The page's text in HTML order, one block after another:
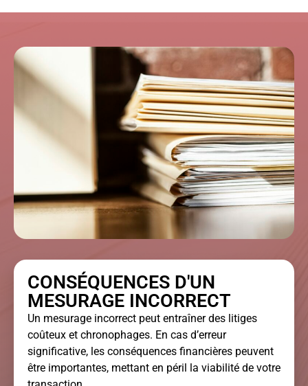
CONSÉQUENCES D'UN
MESURAGE INCORRECT
Un mesurage incorrect peut entraîner des litiges
coûteux et chronophages. En cas d’erreur
significative, les conséquences financières peuvent
être importantes, mettant en péril la viabilité de votre